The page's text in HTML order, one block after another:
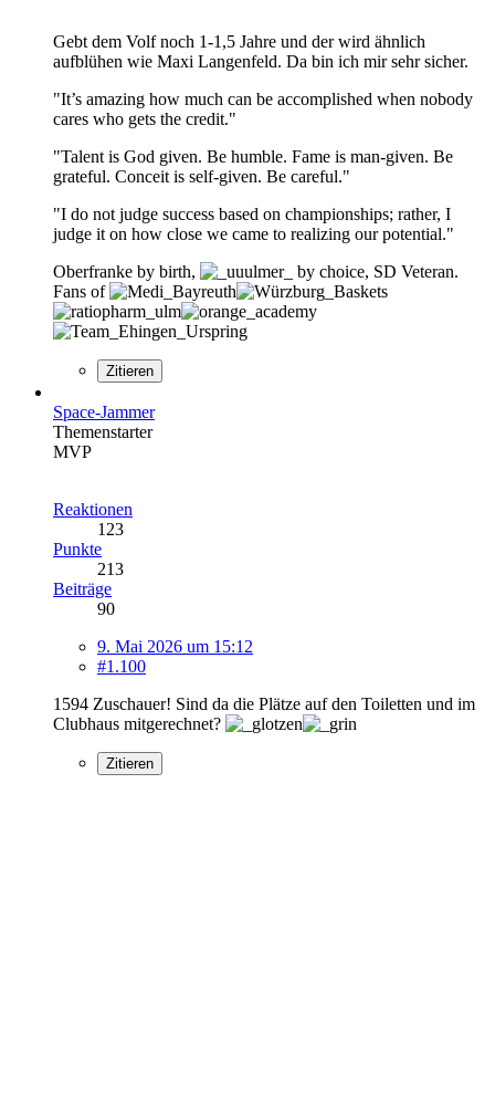
Gebt dem Volf noch 1-1,5 Jahre und der wird ähnlich
aufblühen wie Maxi Langenfeld. Da bin ich mir sehr sicher.
"It’s amazing how much can be accomplished when nobody
cares who gets the credit."
"Talent is God given. Be humble. Fame is man-given. Be
grateful. Conceit is self-given. Be careful."
"I do not judge success based on championships; rather, I
judge it on how close we came to realizing our potential."
Oberfranke by birth,
by choice, SD Veteran.
Fans of
Zitieren
Space-Jammer
Themenstarter
MVP
Reaktionen
123
Punkte
213
Beiträge
90
9. Mai 2026 um 15:12
#1.100
1594 Zuschauer! Sind da die Plätze auf den Toiletten und im
Clubhaus mitgerechnet?
Zitieren